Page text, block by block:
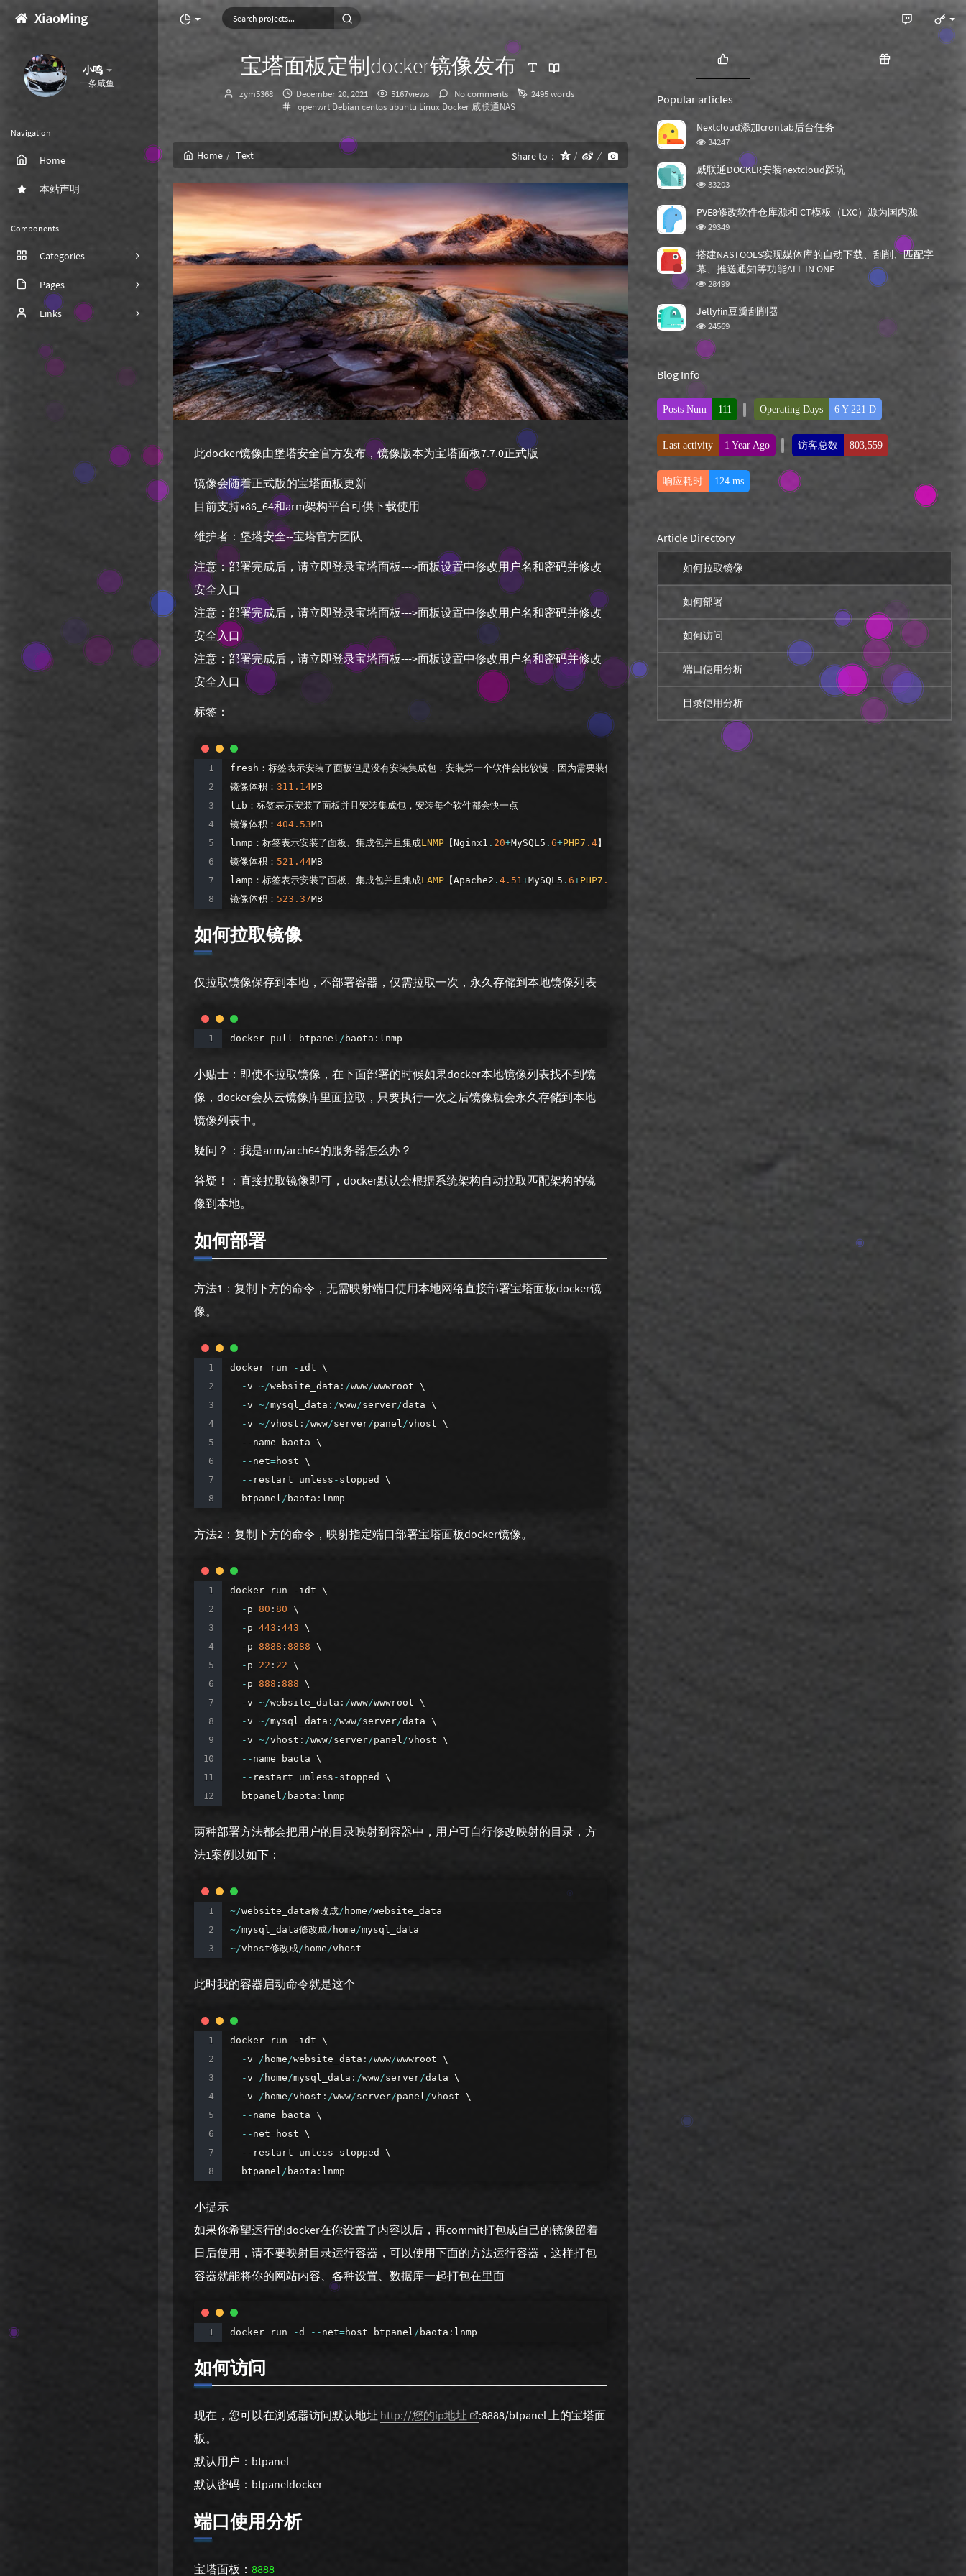
XiaoMing
小鸣
一条咸鱼
Navigation
Home
本站声明
Components
Categories
9
17
Linux
Pages
Links
Sady'Blog
宝塔面板定制docker镜像发布
Author：
zym5368
发
布
December 20, 2021 5167views No comments
2495 words
Categories：
openwrt Debian centos ubuntu Linux Docker 威联通NAS
Home Text Share to：
此docker镜像由堡塔安全官方发布，镜像版本为宝塔面板7.7.0正式版
镜像会随着正式版的宝塔面板更新
目前支持x86_64和arm架构平台可供下载使用
维护者：堡塔安全--宝塔官方团队
注意：部署完成后，请立即登录宝塔面板--->面板设置中修改用户名和密码并修改
安全入口
注意：部署完成后，请立即登录宝塔面板--->面板设置中修改用户名和密码并修改
安全入口
注意：部署完成后，请立即登录宝塔面板--->面板设置中修改用户名和密码并修改
安全入口
标签：
fresh：标签表示安装了面板但是没有安装集成包，安装第一个软件会比较慢，因为需要装依赖包
镜像体积： 311.14MB
lib：标签表示安装了面板并且安装集成包，安装每个软件都会快一点
镜像体积： 404.53MB
lnmp：标签表示安装了面板、集成包并且集成LNMP 【Nginx1 . 20+MySQL5 . 6+PHP7 .4】
镜像体积： 521.44MB
lamp：标签表示安装了面板、集成包并且集成LAMP 【Apache2 . 4.51+MySQL5 . 6+PHP7 .4
镜像体积： 523.37MB
如何拉取镜像
仅拉取镜像保存到本地，不部署容器，仅需拉取一次，永久存储到本地镜像列表
docker pull btpanel/ baota : lnmp
小贴士：即使不拉取镜像，在下面部署的时候如果docker本地镜像列表找不到镜
像，docker会从云镜像库里面拉取，只要执行一次之后镜像就会永久存储到本地
镜像列表中。
疑问？：我是arm/arch64的服务器怎么办？
答疑！：直接拉取镜像即可，docker默认会根据系统架构自动拉取匹配架构的镜
像到本地。
如何部署
方法1：复制下方的命令，无需映射端口使用本地网络直接部署宝塔面板docker镜
像。
docker run - idt \
-v ~/website_data : /www/wwwroot \
-v ~/mysql_data : /www/server/data \
-v ~/vhost : /www/server/panel/vhost \
-- name baota \
-- net=host \
-- restart unless - stopped
\
btpanel/ baota : lnmp
方法2：复制下方的命令，映射指定端口部署宝塔面板docker镜像。
docker run - idt \
- p 80 : 80 \
- p 443 : 443 \
- p 8888 : 8888 \
- p 22 : 22 \
- p 888 : 888 \
-v ~/website_data : /www/wwwroot \
-v ~/mysql_data : /www/server/data \
-v ~/vhost : /www/server/panel/vhost \
-- name baota \
-- restart unless - stopped
\
btpanel/ baota : lnmp
两种部署方法都会把用户的目录映射到容器中，用户可自行修改映射的目录，方
法1案例以如下：
~/website_data修改成/ home/website_data
~/mysql_data修改成/ home/mysql_data
~/vhost修改成/ home/vhost
此时我的容器启动命令就是这个
docker run - idt \
-v / home/website_data : /www/wwwroot \
-v / home/mysql_data : /www/server/data \
-v / home/vhost : /www/server/panel/vhost \
-- name baota \
-- net=host \
-- restart unless - stopped
\
btpanel/ baota : lnmp
小提示
如果你希望运行的docker在你设置了内容以后，再commit打包成自己的镜像留着
日后使用，请不要映射目录运行容器，可以使用下面的方法运行容器，这样打包
容器就能将你的网站内容、各种设置、数据库一起打包在里面
docker run -d -- net=host btpanel/ baota : lnmp
如何访问
现在，您可以在浏览器访问默认地址 http://您的ip地址
:8888/btpanel 上的宝塔面
板。
默认用户：btpanel
默认密码：btpaneldocker
端口使用分析
宝塔面板： 8888
P
p
r
a
t
i
l
e
s
i
e
Popular articles
Nextcloud添加crontab后台任务
浏
次
数:
34247
威联通DOCKER安装nextcloud踩坑
浏
次
数:
33203
PVE8修改软件仓库源和 CT模板（LXC）源为国内源
浏
次
数:
29349
搭建NASTOOLS实现媒体库的自动下载、刮削、匹配字
幕、推送通知等功能ALL IN ONE
浏
次
数:
28499
Jellyfin豆瓣刮削器
浏
览
次
数:
24569
Blog Info
Posts Num 111 Operating Days 6 Y 221 D
Last activity 1 Year Ago 访客总数 803,559
响应耗时 124 ms
Article Directory
如何拉取镜像
如何部署
如何访问
端口使用分析
目录使用分析